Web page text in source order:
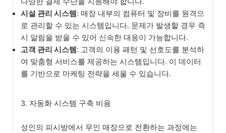
시설 관리 시스템: 매장 내부의 컴퓨터 및 장비를 원격으
로 관리할 수 있는 시스템입니다. 문제가 발생할 경우 즉
시 알림을 받을 수 있어 신속한 대응이 가능합니다.
고객 관리 시스템: 고객의 이용 패턴 및 선호도를 분석하
여 맞춤형 서비스를 제공하는 시스템입니다. 이 데이터
를 기반으로 마케팅 전략을 세울 수 있습니다.
3. 자동화 시스템 구축 비용
성인의 피시방에서 무인 매장으로 전환하는 과정에는